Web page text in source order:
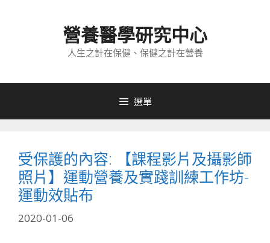
營養醫學研究中心
人生之計在保健、保健之計在營養
選單
受保護的內容: 【課程影片及攝影師
照片】運動營養及實踐訓練工作坊-
運動效貼布
2020-01-06